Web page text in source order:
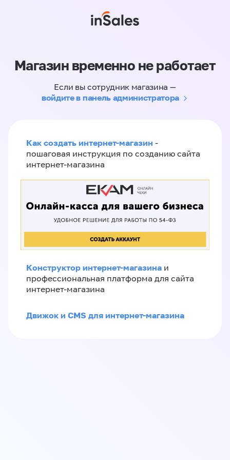
Магазин временно не работает
Если вы сотрудник магазина —
войдите в панель администратора
Как создать интернет-магазин -
пошаговая инструкция по созданию сайта
интернет-магазина
Конструктор интернет-магазина и
профессиональная платформа для сайта
интернет-магазина
Движок и CMS для интернет-магазина